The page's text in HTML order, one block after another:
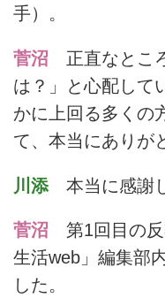
手）。
菅沼 正直なとこ
は？」と心配して
かに上回る多くの
て、本当にありが
川添 本当に感謝
菅沼 第1回目の反
生活web」編集部
した。